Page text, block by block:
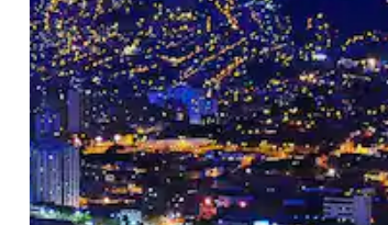
teclas de flecha hacia arriba y hacia abajo o